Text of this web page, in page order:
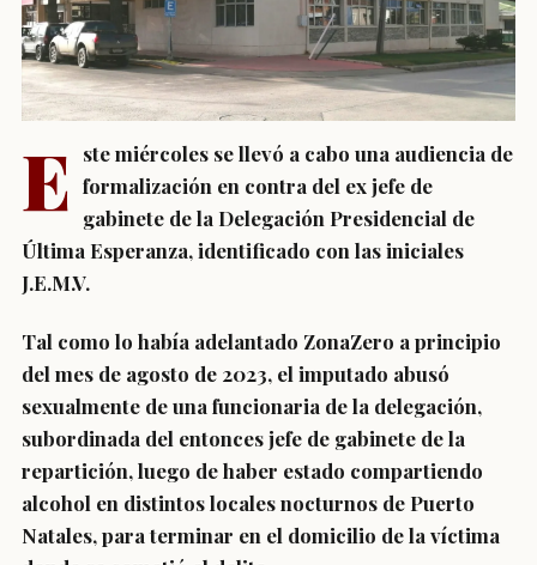
E ste miércoles se llevó a cabo una audiencia de
formalización en contra del ex jefe de
gabinete de la Delegación Presidencial de
Última Esperanza, identificado con las iniciales
J.E.M.V.
Tal como lo había adelantado ZonaZero a principio
del mes de agosto de 2023, el imputado abusó
sexualmente de una funcionaria de la delegación,
subordinada del entonces jefe de gabinete de la
repartición, luego de haber estado compartiendo
alcohol en distintos locales nocturnos de Puerto
Natales, para terminar en el domicilio de la víctima